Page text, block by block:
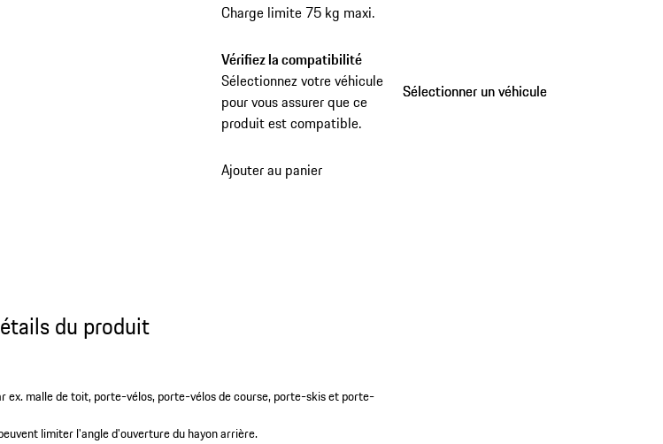
Charge limite 75 kg maxi.
Vérifiez la compatibilité
Sélectionnez votre véhicule
pour vous assurer que ce
produit est compatible.
Sélectionner un véhicule
Sélectionner un véhicule
Ajouter au panier
du produit
ex. malle de toit, porte-vélos, porte-vélos de course, porte-skis et porte-
limiter l'angle d'ouverture du hayon arrière.